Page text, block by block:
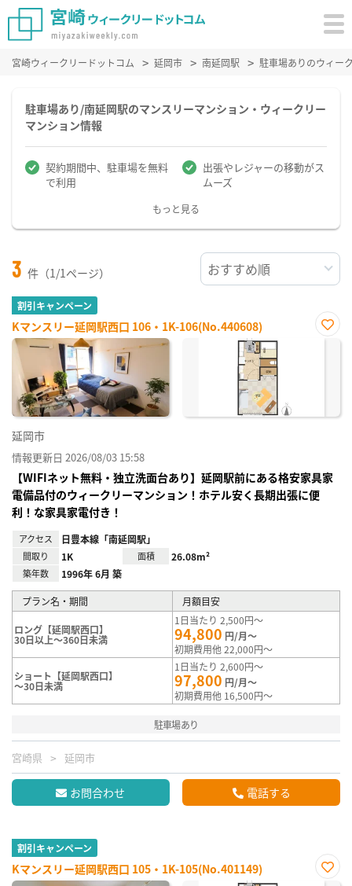
宮崎ウィークリードットコム 延岡市 南延岡駅 駐車場ありのウィー
駐車場あり/南延岡駅のマンスリーマンション・ウィークリー
マンション情報
契約期間中、駐車場を無料
で利用
出張やレジャーの移動がス
ムーズ
もっと見る
3 件（1/1ページ）
割引キャンペーン
Kマンスリー延岡駅西口 106・1K-106(No.440608)
お気
延岡市
情報更新日 2026/08/03 15:58
【WIFIネット無料・独立洗面台あり】延岡駅前にある格安家具家
電備品付のウィークリーマンション！ホテル安く長期出張に便
利！な家具家電付き！
アクセス 日豊本線「南延岡駅」
間取り 1K 面積 26.08m²
築年数 1996年 6月 築
プラン名・期間 月額目安
ロング【延岡駅西口】
30日以上～360日未満
1日当たり 2,500円～
94,800 円/月～
初期費用他 22,000円～
ショート【延岡駅西口】
～30日未満
1日当たり 2,600円～
97,800 円/月～
初期費用他 16,500円～
駐車場あり
宮崎県 延岡市
お問合わせ 電話する
割引キャンペーン
Kマンスリー延岡駅西口 105・1K-105(No.401149)